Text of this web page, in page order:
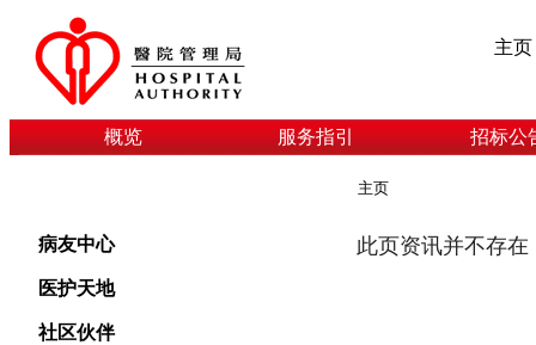
主页
概览 服务指引 招标公
病友中心
医护天地
社区伙伴
主页